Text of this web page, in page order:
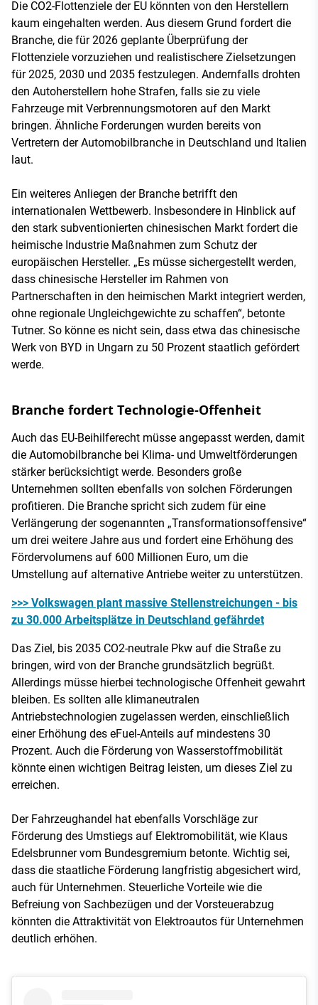
Die CO2-Flottenziele der EU könnten von den Herstellern
kaum eingehalten werden. Aus diesem Grund fordert die
Branche, die für 2026 geplante Überprüfung der
Flottenziele vorzuziehen und realistischere Zielsetzungen
für 2025, 2030 und 2035 festzulegen. Andernfalls drohten
den Autoherstellern hohe Strafen, falls sie zu viele
Fahrzeuge mit Verbrennungsmotoren auf den Markt
bringen. Ähnliche Forderungen wurden bereits von
Vertretern der Automobilbranche in Deutschland und Italien
laut.
Ein weiteres Anliegen der Branche betrifft den
internationalen Wettbewerb. Insbesondere in Hinblick auf
den stark subventionierten chinesischen Markt fordert die
heimische Industrie Maßnahmen zum Schutz der
europäischen Hersteller. „Es müsse sichergestellt werden,
dass chinesische Hersteller im Rahmen von
Partnerschaften in den heimischen Markt integriert werden,
ohne regionale Ungleichgewichte zu schaffen“, betonte
Tutner. So könne es nicht sein, dass etwa das chinesische
Werk von BYD in Ungarn zu 50 Prozent staatlich gefördert
werde.
Branche fordert Technologie-Offenheit
Auch das EU-Beihilferecht müsse angepasst werden, damit
die Automobilbranche bei Klima- und Umweltförderungen
stärker berücksichtigt werde. Besonders große
Unternehmen sollten ebenfalls von solchen Förderungen
profitieren. Die Branche spricht sich zudem für eine
Verlängerung der sogenannten „Transformationsoffensive“
um drei weitere Jahre aus und fordert eine Erhöhung des
Fördervolumens auf 600 Millionen Euro, um die
Umstellung auf alternative Antriebe weiter zu unterstützen.
>>> Volkswagen plant massive Stellenstreichungen - bis
zu 30.000 Arbeitsplätze in Deutschland gefährdet
Das Ziel, bis 2035 CO2-neutrale Pkw auf die Straße zu
bringen, wird von der Branche grundsätzlich begrüßt.
Allerdings müsse hierbei technologische Offenheit gewahrt
bleiben. Es sollten alle klimaneutralen
Antriebstechnologien zugelassen werden, einschließlich
einer Erhöhung des eFuel-Anteils auf mindestens 30
Prozent. Auch die Förderung von Wasserstoffmobilität
könnte einen wichtigen Beitrag leisten, um dieses Ziel zu
erreichen.
Der Fahrzeughandel hat ebenfalls Vorschläge zur
Förderung des Umstiegs auf Elektromobilität, wie Klaus
Edelsbrunner vom Bundesgremium betonte. Wichtig sei,
dass die staatliche Förderung langfristig abgesichert wird,
auch für Unternehmen. Steuerliche Vorteile wie die
Befreiung von Sachbezügen und der Vorsteuerabzug
könnten die Attraktivität von Elektroautos für Unternehmen
deutlich erhöhen.